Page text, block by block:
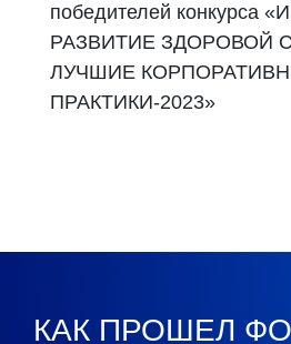
победителей конкурса
РАЗВИТИЕ ЗДОРОВОЙ
ЛУЧШИЕ
ПРАКТИКИ-2023»
КАК ПРОШЕЛ